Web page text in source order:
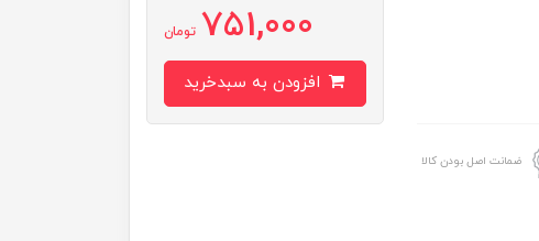
ضمانت اصل بودن کالا
751,000 تومان